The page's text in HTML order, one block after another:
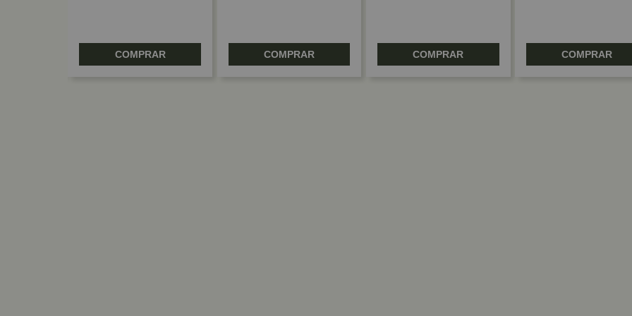
COMPRAR COMPRAR COMPRAR COMPRAR